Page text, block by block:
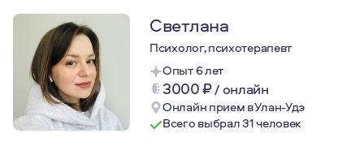
Светлана
Психолог, психотерапевт
Опыт 6 лет
3000₽/ онлайн
Онлайн прием в Улан-Удэ
Всего выбрал 31 человек